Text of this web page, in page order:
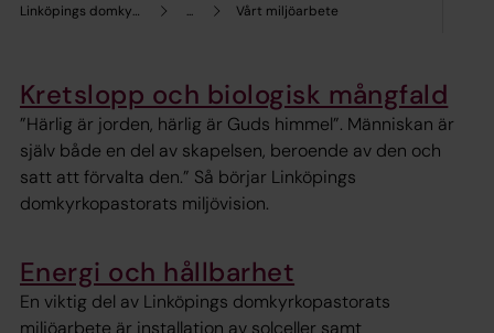
Linköpings domkyrkopastorat ... Vårt miljöarbete
Kretslopp och biologisk mångfald
”Härlig är jorden, härlig är Guds himmel”. Människan är
själv både en del av skapelsen, beroende av den och
satt att förvalta den.” Så börjar Linköpings
domkyrkopastorats miljövision.
Energi och hållbarhet
En viktig del av Linköpings domkyrkopastorats